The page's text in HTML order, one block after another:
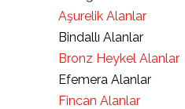
Aşurelik Alanlar
Bindallı Alanlar
Bronz Heykel Alanlar
Efemera Alanlar
Fincan Alanlar